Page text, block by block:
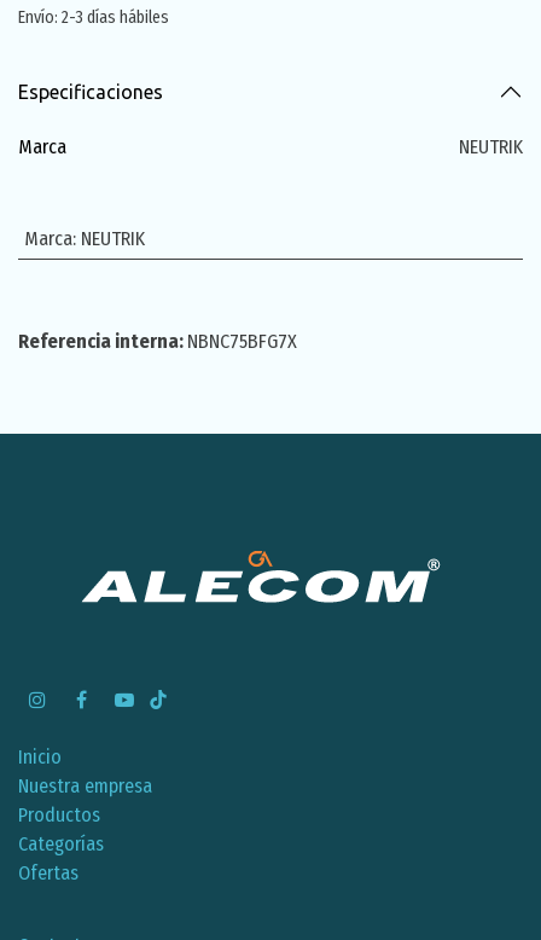
Envío: 2-3 días hábiles
Especificaciones
Marca NEUTRIK
Marca: NEUTRIK
Referencia interna: NBNC75BFG7X
Inicio
Nuestra empresa
Productos
Categorías
Ofertas